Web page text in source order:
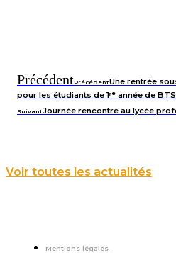
PrécédentPrécédentUne rentrée
pour les étudiants de 1ʳᵉ année de
SuivantJournée rencontre au lycée
Voir toutes les actualités
Mentions légales